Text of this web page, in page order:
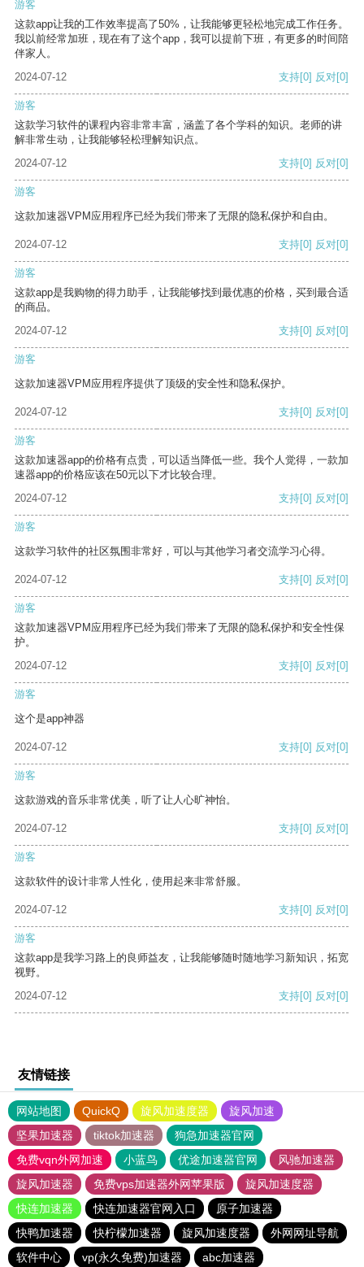
游客
这款app让我的工作效率提高了50%，让我能够更轻松地完成工作任务。
我以前经常加班，现在有了这个app，我可以提前下班，有更多的时间陪
伴家人。
2024-07-12
支持[0] 反对[0]
游客
这款学习软件的课程内容非常丰富，涵盖了各个学科的知识。老师的讲
解非常生动，让我能够轻松理解知识点。
2024-07-12
支持[0] 反对[0]
游客
这款加速器VPM应用程序已经为我们带来了无限的隐私保护和自由。
2024-07-12 支持[0] 反对[0]
游客
这款app是我购物的得力助手，让我能够找到最优惠的价格，买到最合适
的商品。
2024-07-12
支持[0] 反对[0]
游客
这款加速器VPM应用程序提供了顶级的安全性和隐私保护。
2024-07-12 支持[0] 反对[0]
游客
这款加速器app的价格有点贵，可以适当降低一些。我个人觉得，一款加
速器app的价格应该在50元以下才比较合理。
2024-07-12
支持[0] 反对[0]
游客
这款学习软件的社区氛围非常好，可以与其他学习者交流学习心得。
2024-07-12 支持[0] 反对[0]
游客
这款加速器VPM应用程序已经为我们带来了无限的隐私保护和安全性保
护。
2024-07-12
支持[0] 反对[0]
游客
这个是app神器
2024-07-12 支持[0] 反对[0]
游客
这款游戏的音乐非常优美，听了让人心旷神怡。
2024-07-12 支持[0] 反对[0]
游客
这款软件的设计非常人性化，使用起来非常舒服。
2024-07-12 支持[0] 反对[0]
游客
这款app是我学习路上的良师益友，让我能够随时随地学习新知识，拓宽
视野。
2024-07-12
支持[0] 反对[0]
友情链接
网站地图 QuickQ 旋风加速度器
旋风加速
坚果加速器
tiktok加速器
狗急加速器官网
免费vqn外网加速
小蓝鸟 优途加速器官网
风驰加速器
旋风加速器
免费vps加速器外网苹果版
旋风加速度器
快连加速器
快连加速器官网入口
原子加速器
快鸭加速器
快柠檬加速器 旋风加速度器
外网网址导航
软件中心
vp(永久免费)加速器 abc加速器